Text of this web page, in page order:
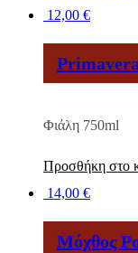
12,00 €
Φιάλη 750ml
Προσθήκη στο
14,00 €
Μόχθος